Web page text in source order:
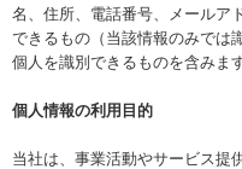
名、住所、電話番号、メールア
できるもの（当該情報のみでは
個人を識別できるものを含みま
個人情報の利用目的
当社は、事業活動やサービス提